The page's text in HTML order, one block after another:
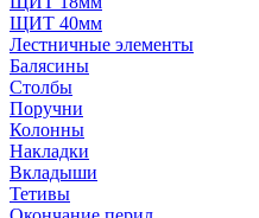
ЩИТ 40мм
Лестничные элементы
Балясины
Столбы
Поручни
Колонны
Накладки
Вкладыши
Тетивы